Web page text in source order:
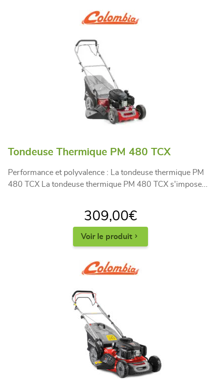
Tondeuse Thermique PM 480 TCX
Performance et polyvalence : La tondeuse thermique PM
480 TCX La tondeuse thermique PM 480 TCX s'impose...
309,00€
Voir le produit